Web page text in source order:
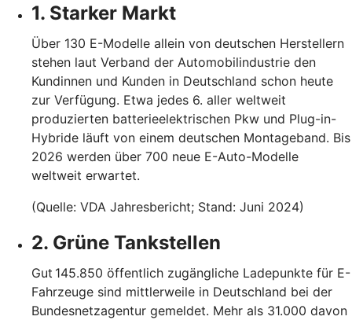
1. Starker Markt
Über 130 E-Modelle allein von deutschen Herstellern
stehen laut Verband der Automobilindustrie den
Kundinnen und Kunden in Deutschland schon heute
zur Verfügung. Etwa jedes 6. aller weltweit
produzierten batterieelektrischen Pkw und Plug-in-
Hybride läuft von einem deutschen Montageband. Bis
2026 werden über 700 neue E-Auto-Modelle
weltweit erwartet.
(Quelle: VDA Jahresbericht; Stand: Juni 2024)
2. Grüne Tankstellen
Gut 145.850 öffentlich zugängliche Ladepunkte für E-
Fahrzeuge sind mittlerweile in Deutschland bei der
Bundesnetzagentur gemeldet. Mehr als 31.000 davon